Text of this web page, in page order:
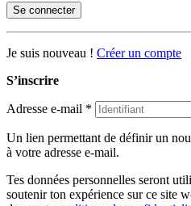
Se connecter
Je suis nouveau ! Créer un compte
S’inscrire
Adresse e-mail *
Un lien permettant de définir un
à votre adresse e-mail.
Tes données personnelles seront
soutenir ton expérience sur ce site